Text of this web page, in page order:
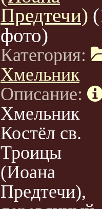
Предтечи)
фото)
Категория:
Хмельник
Описание:
Хмельник
Костёл св.
Троицы
(Иоана
Предтечи),